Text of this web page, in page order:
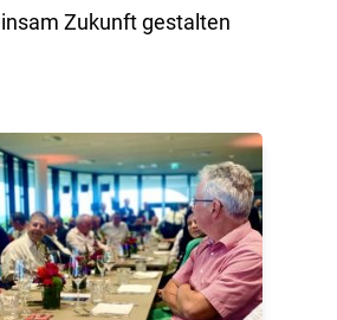
Zukunft gestalten